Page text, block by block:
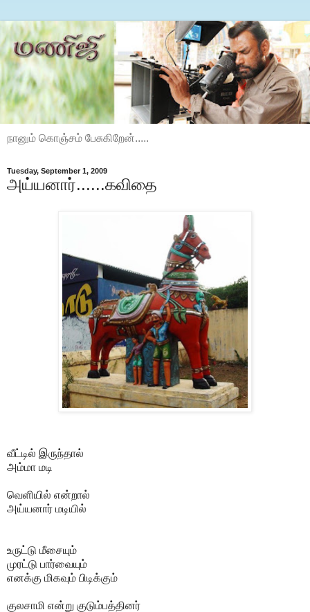
நானும் கொஞ்சம் பேசுகிறேன்.....
Tuesday, September 1, 2009
அய்யனார்......கவிதை
வீட்டில் இருந்தால்
அம்மா மடி
வெளியில் என்றால்
அய்யனார் மடியில்
உருட்டு மீசையும்
முரட்டு பார்வையும்
எனக்கு மிகவும் பிடிக்கும்
குலசாமி என்று குடும்பத்தினர்